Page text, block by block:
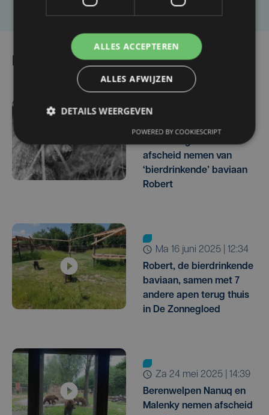
Lees ook
afscheid nemen van
‘bierdrinkende’ baviaan
Robert
ma 16 juni 2025 | 12:34
Robert, de bierdrinkende
baviaan, samen met 7
andere apen terug thuis
in De Zonnegloed
za 24 mei 2025 | 14:39
Berenwelpen Nanuq en
Malenky nemen afscheid
ALLES ACCEPTEREN
ALLES AFWIJZEN
DETAILS WEERGEVEN
POWERED BY COOKIESCRIPT